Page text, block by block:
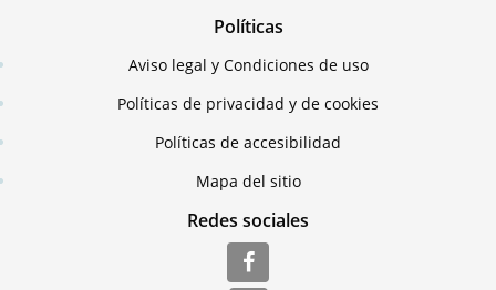
Políticas
Aviso legal y Condiciones de uso
Políticas de privacidad y de cookies
Políticas de accesibilidad
Mapa del sitio
Redes sociales